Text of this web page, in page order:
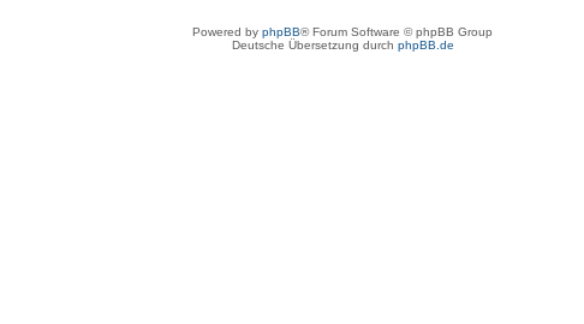
Powered by phpBB® Forum Software © phpBB Group
Deutsche Übersetzung durch phpBB.de